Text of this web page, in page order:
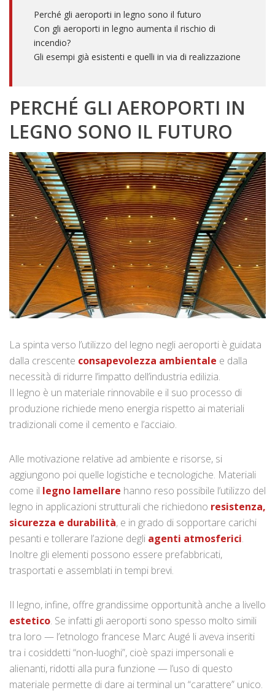
Perché gli aeroporti in legno sono il futuro
Con gli aeroporti in legno aumenta il rischio di
incendio?
Gli esempi già esistenti e quelli in via di realizzazione
PERCHÉ GLI AEROPORTI IN
LEGNO SONO IL FUTURO
La spinta verso l’utilizzo del legno negli aeroporti è guidata
dalla crescente consapevolezza ambientale e dalla
necessità di ridurre l’impatto dell’industria edilizia.
Il legno è un materiale rinnovabile e il suo processo di
produzione richiede meno energia rispetto ai materiali
tradizionali come il cemento e l’acciaio.
Alle motivazione relative ad ambiente e risorse, si
aggiungono poi quelle logistiche e tecnologiche. Materiali
come il legno lamellare hanno reso possibile l’utilizzo del
legno in applicazioni strutturali che richiedono resistenza,
sicurezza e durabilità, e in grado di sopportare carichi
pesanti e tollerare l’azione degli agenti atmosferici.
Inoltre gli elementi possono essere prefabbricati,
trasportati e assemblati in tempi brevi.
Il legno, infine, offre grandissime opportunità anche a livello
estetico. Se infatti gli aeroporti sono spesso molto simili
tra loro — l’etnologo francese Marc Augé li aveva inseriti
tra i cosiddetti “non-luoghi”, cioè spazi impersonali e
alienanti, ridotti alla pura funzione — l’uso di questo
materiale permette di dare ai terminal un “carattere” unico.